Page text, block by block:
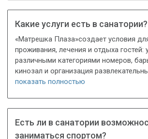
Какие услуги есть в санатории?
«Матрешка Плаза»создает условия
проживания, лечения и отдыха гостей:
различными категориями номеров,
кинозал и организация
показать полностью
Есть ли в санатории
заниматься спортом?